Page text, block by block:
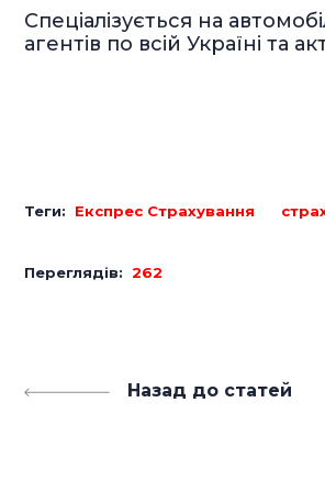
Спеціалізується на
агентів по всій Україні
Теги: Експрес Страхування
Переглядів: 262
Назад до статей